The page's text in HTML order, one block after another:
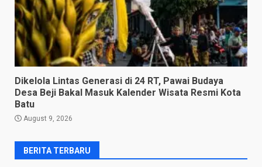
Dikelola Lintas Generasi di 24 RT, Pawai Budaya
Desa Beji Bakal Masuk Kalender Wisata Resmi Kota
Batu
August 9, 2026
BERITA TERBARU